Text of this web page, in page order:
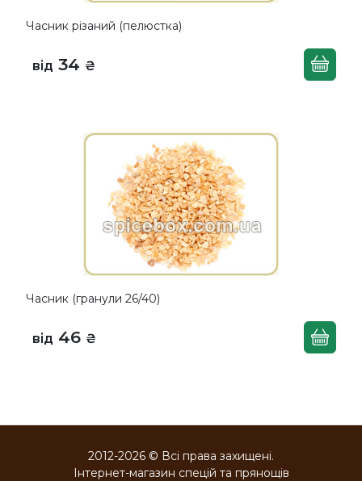
Часник різаний (пелюстка)
від 34 ₴
Часник (гранули 26/40)
від 46 ₴
2012-2026 © Всі права захищені.
Інтернет-магазин спецій та прянощів